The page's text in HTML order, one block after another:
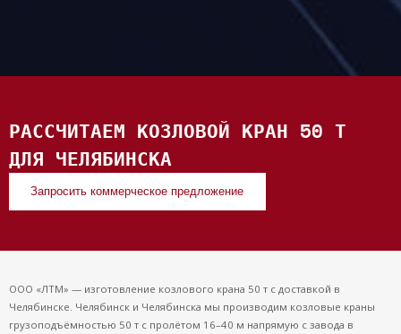
РАССЧИТАЕМ КОЗЛОВОЙ КРАН 50 Т
ДЛЯ ЧЕЛЯБИНСКА
Запросить коммерческое предложение
ООО «ЛТМ» — изготовление козлового крана 50 т с доставкой в
Челябинске. Челябинск и Челябинска мы производим козловые краны
грузоподъёмностью 50 т с пролётом 16–40 м напрямую с завода в